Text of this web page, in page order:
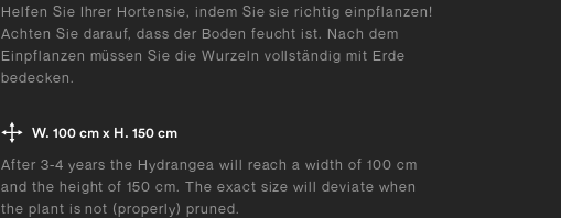
Helfen Sie Ihrer Hortensie, indem Sie sie richtig einpflanzen!
Achten Sie darauf, dass der Boden feucht ist. Nach dem
Einpflanzen müssen Sie die Wurzeln vollständig mit Erde
bedecken.
W. 100 cm x H. 150 cm
After 3-4 years the Hydrangea will reach a width of 100 cm
and the height of 150 cm. The exact size will deviate when
the plant is not (properly) pruned.